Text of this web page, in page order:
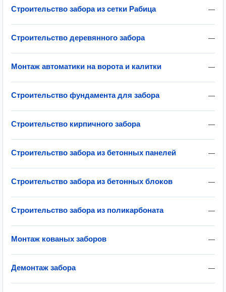
—
Строительство забора из сетки Рабица
—
Строительство деревянного забора
—
Монтаж автоматики на ворота и калитки
—
Строительство фундамента для забора
—
Строительство кирпичного забора
—
Строительство забора из бетонных панелей
—
Строительство забора из бетонных блоков
—
Строительство забора из поликарбоната
—
Монтаж кованых заборов
—
Демонтаж забора